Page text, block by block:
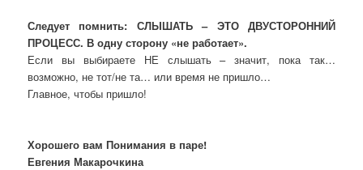
Следует помнить: СЛЫШАТЬ – ЭТО ДВУСТОРОННИЙ
ПРОЦЕСС. В одну сторону «не работает».
Если вы выбираете НЕ слышать – значит, пока так…
возможно, не тот/не та… или время не пришло…
Главное, чтобы пришло!
Хорошего вам Понимания в паре!
Евгения Макарочкина